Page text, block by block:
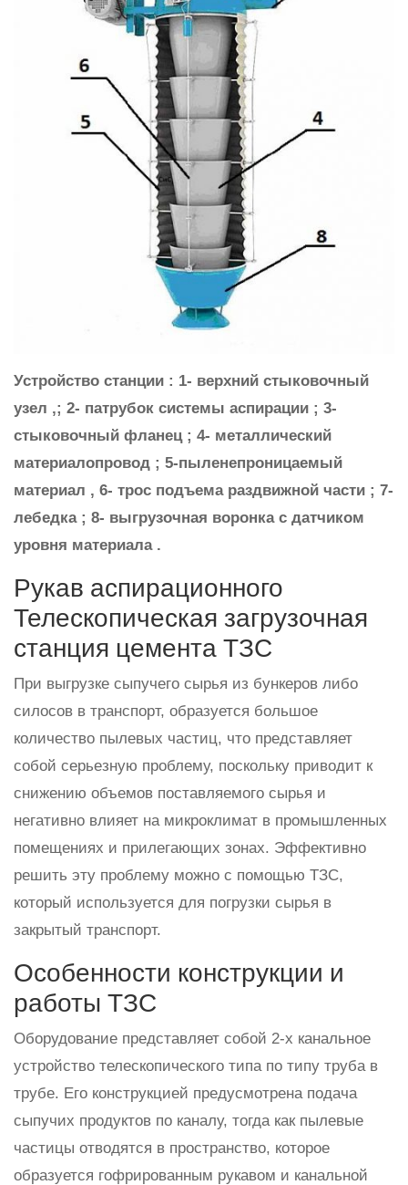
Устройство станции : 1- верхний стыковочный
узел ,; 2- патрубок системы аспирации ; 3-
стыковочный фланец ; 4- металлический
материалопровод ; 5-пыленепроницаемый
материал , 6- трос подъема раздвижной части ; 7-
лебедка ; 8- выгрузочная воронка с датчиком
уровня материала .
Рукав аспирационного
Телескопическая загрузочная
станция цемента ТЗС
При выгрузке сыпучего сырья из бункеров либо
силосов в транспорт, образуется большое
количество пылевых частиц, что представляет
собой серьезную проблему, поскольку приводит к
снижению объемов поставляемого сырья и
негативно влияет на микроклимат в промышленных
помещениях и прилегающих зонах. Эффективно
решить эту проблему можно с помощью ТЗС,
который используется для погрузки сырья в
закрытый транспорт.
Особенности конструкции и
работы ТЗС
Оборудование представляет собой 2-х канальное
устройство телескопического типа по типу труба в
трубе. Его конструкцией предусмотрена подача
сыпучих продуктов по каналу, тогда как пылевые
частицы отводятся в пространство, которое
образуется гофрированным рукавом и канальной